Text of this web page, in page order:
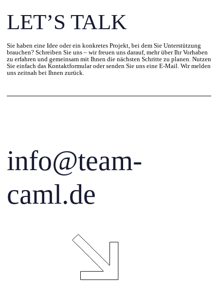
LET’S TALK
Sie haben eine Idee oder ein konkretes Projekt, bei dem Sie Unterstützung
brauchen? Schreiben Sie uns – wir freuen uns darauf, mehr über Ihr Vorhaben
zu erfahren und gemeinsam mit Ihnen die nächsten Schritte zu planen. Nutzen
Sie einfach das Kontaktformular oder senden Sie uns eine E-Mail. Wir melden
uns zeitnah bei Ihnen zurück.
info@team-
caml.de